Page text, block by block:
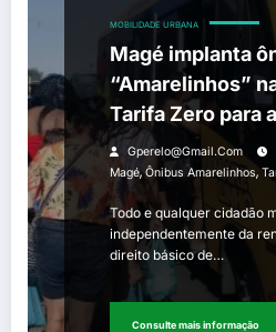
MOBILIDADE URBANA
Magé implanta
“Amarelinhos”
Tarifa Zero para
município
Gperelo@gmail.com
Magé,Ônibus Amarelinhos,
Todo e qualquer cidadão
independentemente da
direito básico de…
Consulte mais informação